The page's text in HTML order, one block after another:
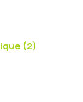
(2)